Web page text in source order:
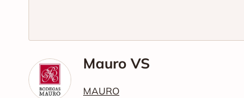
Mauro VS
MAURO